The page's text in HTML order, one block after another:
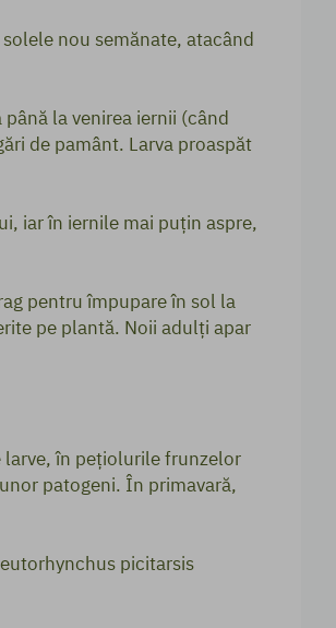
nou semănate, atacând
la venirea iernii (când
de pamânt. Larva proaspăt
iar în iernile mai puțin aspre,
pentru împupare în sol la
pe plantă. Noii adulți apar
în pețiolurile frunzelor
patogeni. În primavară,
picitarsis